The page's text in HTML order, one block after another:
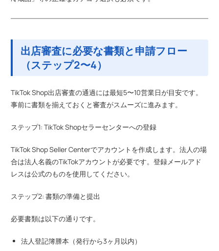
出店審査に必要な書類と申請フロー
（ステップ2〜4）
TikTok Shop出店審査の通過には最短5〜10営業日が目安です。
事前に書類を揃えておくと審査がスムーズに進みます。
ステップ1: TikTok Shopセラーセンターへの登録
TikTok Shop Seller Centerでアカウントを作成します。法人の場
合は法人名義のTikTokアカウントが必要です。登録メールアド
レスは公式のものを使用してください。
ステップ2: 書類の準備と提出
必要書類は以下の通りです。
法人登記簿謄本（発行から3ヶ月以内）